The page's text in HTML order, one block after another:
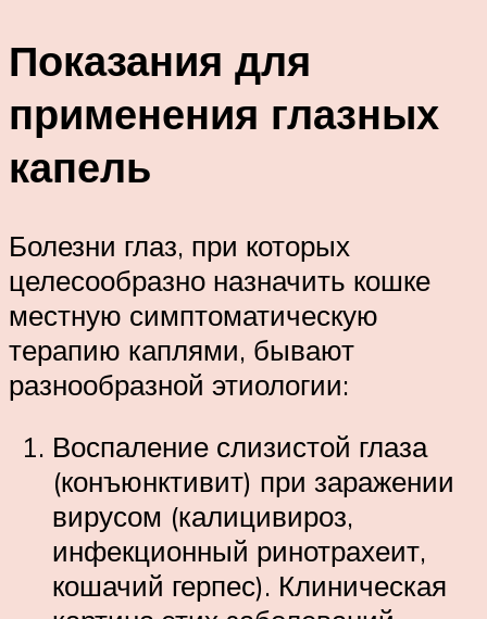
Показания для
применения глазных
капель
Болезни глаз, при которых
целесообразно назначить кошке
местную симптоматическую
терапию каплями, бывают
разнообразной этиологии:
Воспаление слизистой глаза
(конъюнктивит) при заражении
вирусом (калицивироз,
инфекционный ринотрахеит,
кошачий герпес). Клиническая